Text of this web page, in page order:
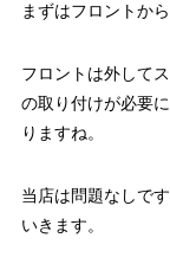
まずはフロントから
フロントは外して
の取り付けが必要
りますね。
当店は問題なしで
いきます。